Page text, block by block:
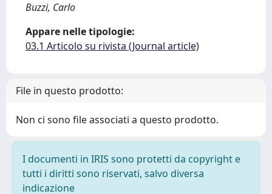
Buzzi, Carlo
Appare nelle tipologie:
03.1 Articolo su rivista (Journal article)
File in questo prodotto:
Non ci sono file associati a questo prodotto.
I documenti in IRIS sono protetti da copyright e
tutti i diritti sono riservati, salvo diversa
indicazione